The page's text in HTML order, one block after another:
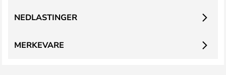
NEDLASTINGER
MERKEVARE